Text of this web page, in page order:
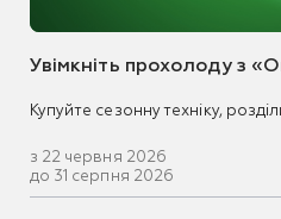
Увімкніть прохолоду з
Купуйте сезонну техніку,
з 22 червня 2026
до 31 серпня 2026